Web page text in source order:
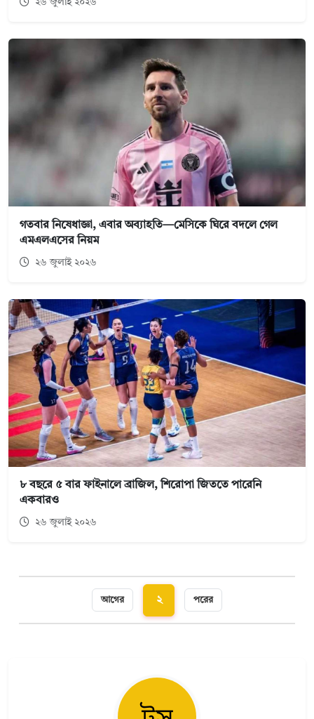
২৬ জুলাই ২০২৬
গতবার নিষেধাজ্ঞা, এবার অব্যাহতি—মেসিকে ঘিরে বদলে গেল
এমএলএসের নিয়ম
২৬ জুলাই ২০২৬
৮ বছরে ৫ বার ফাইনালে ব্রাজিল, শিরোপা জিততে পারেনি
একবারও
২৬ জুলাই ২০২৬
আগের ২ পরের